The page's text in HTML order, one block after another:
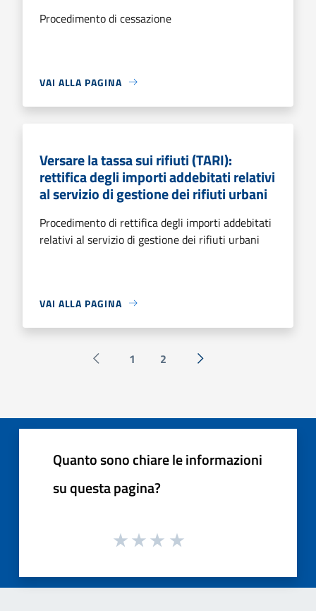
Procedimento di cessazione
VAI ALLA PAGINA
Versare la tassa sui rifiuti (TARI):
rettifica degli importi addebitati relativi
al servizio di gestione dei rifiuti urbani
Procedimento di rettifica degli importi addebitati
relativi al servizio di gestione dei rifiuti urbani
VAI ALLA PAGINA
Pagina precedente
1 2 Successiva »
Quanto sono chiare le informazioni
su questa pagina?